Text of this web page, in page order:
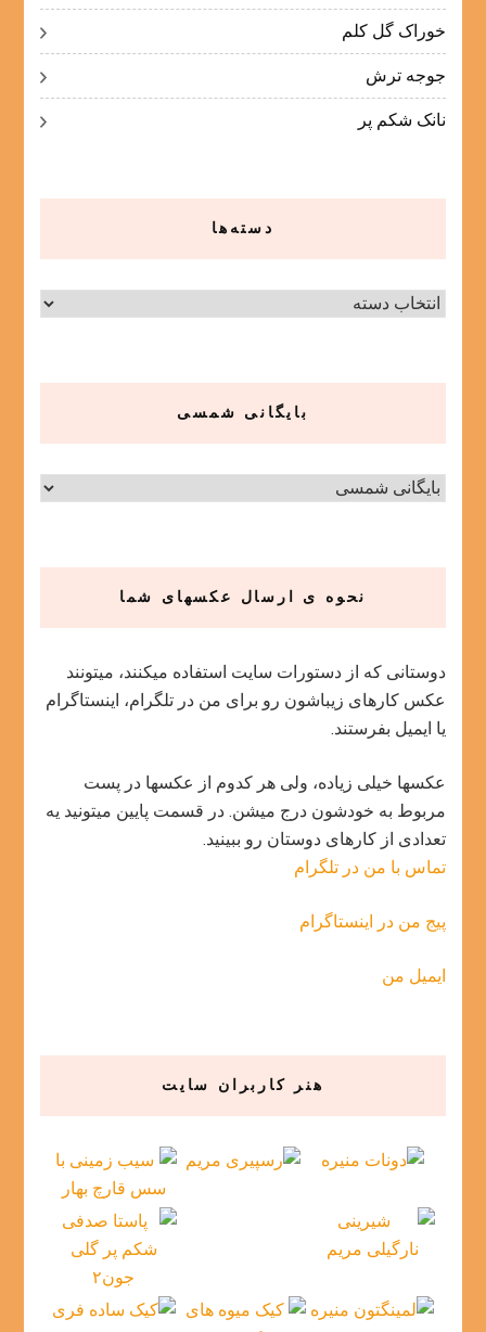
خوراک گل کلم
جوجه ترش
نانک شکم پر
دسته‌ها
دسته‌ها
بایگانی شمسی
نحوه ی ارسال عکسهای شما
دوستانی که از دستورات سایت استفاده میکنند، میتونند
عکس کارهای زیباشون رو برای من در تلگرام، اینستاگرام
یا ایمیل بفرستند.
عکسها خیلی زیاده، ولی هر کدوم از عکسها در پست
مربوط به خودشون درج میشن. در قسمت پایین میتونید یه
تعدادی از کارهای دوستان رو ببینید.
تماس با من در تلگرام
پیج من در اینستاگرام
ایمیل من
هنر کاربران سایت